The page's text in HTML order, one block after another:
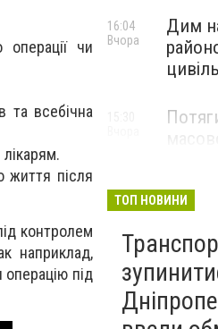
чи
та всебічна
життя після
контролем
наприклад,
під
Дим
16:04
Вчора
ТОП НОВИНИ